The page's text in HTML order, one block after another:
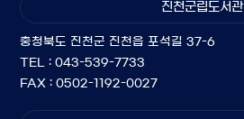
진천군립도서관
충청북도 진천군 진천읍 포석길 37-6
TEL : 043-539-7733
FAX : 0502-1192-0027